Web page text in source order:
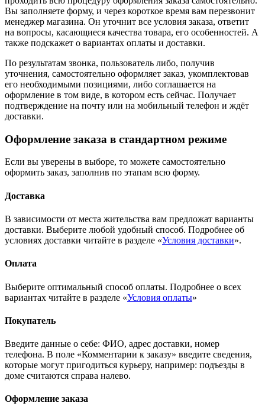
Вы заполняете форму, и через короткое время вам перезвонит
менеджер магазина. Он уточнит все условия заказа, ответит
на вопросы, касающиеся качества товара, его особенностей. А
также подскажет о вариантах оплаты и доставки.
По результатам звонка, пользователь либо, получив
уточнения, самостоятельно оформляет заказ, укомплектовав
его необходимыми позициями, либо соглашается на
оформление в том виде, в котором есть сейчас. Получает
подтверждение на почту или на мобильный телефон и ждёт
доставки.
Оформление заказа в стандартном режиме
Если вы уверены в выборе, то можете самостоятельно
оформить заказ, заполнив по этапам всю форму.
Доставка
В зависимости от места жительства вам предложат варианты
доставки. Выберите любой удобный способ. Подробнее об
условиях доставки читайте в разделе «Условия доставки».
Оплата
Выберите оптимальный способ оплаты. Подробнее о всех
вариантах читайте в разделе «Условия оплаты»
Покупатель
Введите данные о себе: ФИО, адрес доставки, номер
телефона. В поле «Комментарии к заказу» введите сведения,
которые могут пригодиться курьеру, например: подъезды в
доме считаются справа налево.
Оформление заказа